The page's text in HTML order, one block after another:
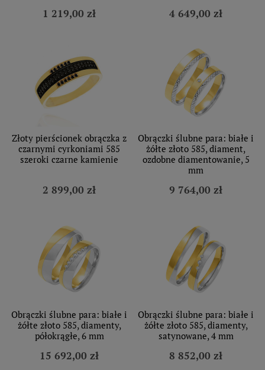
1 219,00 zł 4 649,00 zł
Złoty pierścionek obrączka z
czarnymi cyrkoniami 585
szeroki czarne kamienie
2 899,00 zł
Obrączki ślubne para: białe i
żółte złoto 585, diament,
ozdobne diamentowanie, 5
mm
9 764,00 zł
Obrączki ślubne para: białe i
żółte złoto 585, diamenty,
półokrągłe, 6 mm
15 692,00 zł
Obrączki ślubne para: białe i
żółte złoto 585, diamenty,
satynowane, 4 mm
8 852,00 zł